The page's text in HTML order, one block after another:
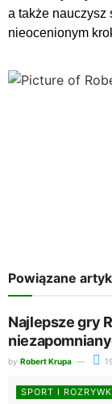
a także nauczysz
nieocenionym
Powiązane
Najlepsze gry
by Robert Krupa
SPORT I